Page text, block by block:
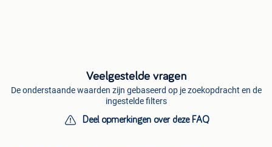
Veelgestelde vragen
De onderstaande waarden zijn gebaseerd op je zoekopdracht en de
ingestelde filters
Deel opmerkingen over deze FAQ